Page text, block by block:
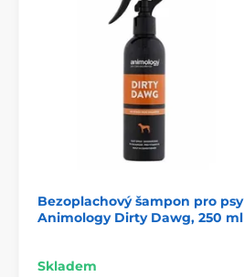
Bezoplachový šampon pro psy
Animology Dirty Dawg, 250 ml
Skladem